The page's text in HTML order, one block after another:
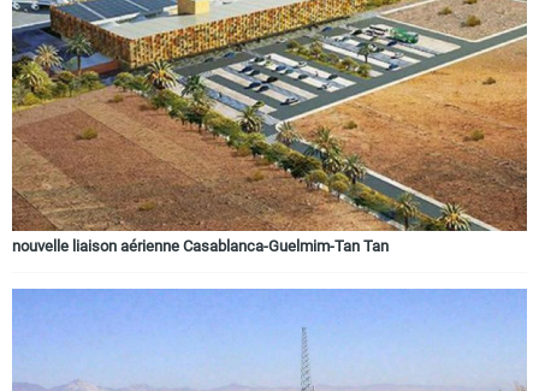
nouvelle liaison aérienne Casablanca-Guelmim-Tan Tan